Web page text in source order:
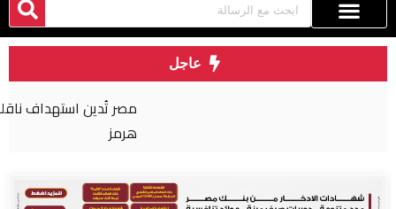
عاجل
مصر تُدين استهداف ناقلة نفط إماراتية في مضيق